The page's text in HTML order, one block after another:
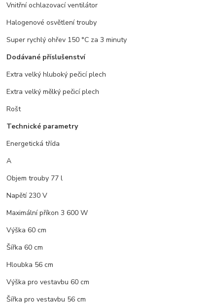
Vnitřní ochlazovací ventilátor
Halogenové osvětlení trouby
Super rychlý ohřev 150 °C za 3 minuty
Dodávané příslušenství
Extra velký hluboký pečicí plech
Extra velký mělký pečicí plech
Rošt
Technické parametry
Energetická třída
A
Objem trouby 77 l
Napětí 230 V
Maximální příkon 3 600 W
Výška 60 cm
Šířka 60 cm
Hloubka 56 cm
Výška pro vestavbu 60 cm
Šířka pro vestavbu 56 cm